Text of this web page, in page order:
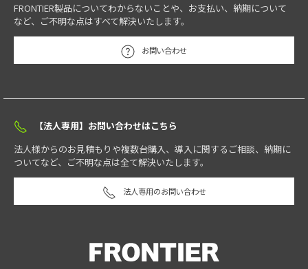
FRONTIER製品についてわからないことや、お支払い、納期について
など、ご不明な点はすべて解決いたします。
お問い合わせ
【法人専用】お問い合わせはこちら
法人様からのお見積もりや複数台購入、導入に関するご相談、納期に
ついてなど、ご不明な点は全て解決いたします。
法人専用のお問い合わせ